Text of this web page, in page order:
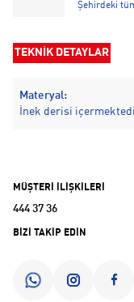
Şehirdeki
TEKNİK DETAYLAR
Materyal:
İnek derisi
MÜŞTERİ İLİŞKİLERİ
444 37 36
BİZİ TAKİP EDİN